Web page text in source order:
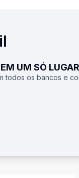
UM SÓ LUGAR
todos os bancos e